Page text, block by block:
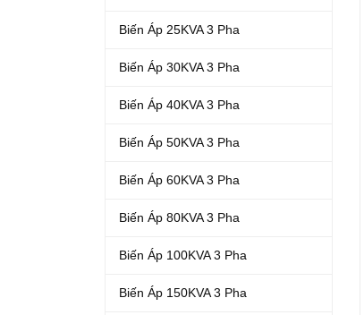
Biến Áp 25KVA 3 Pha
Biến Áp 30KVA 3 Pha
Biến Áp 40KVA 3 Pha
Biến Áp 50KVA 3 Pha
Biến Áp 60KVA 3 Pha
Biến Áp 80KVA 3 Pha
Biến Áp 100KVA 3 Pha
Biến Áp 150KVA 3 Pha